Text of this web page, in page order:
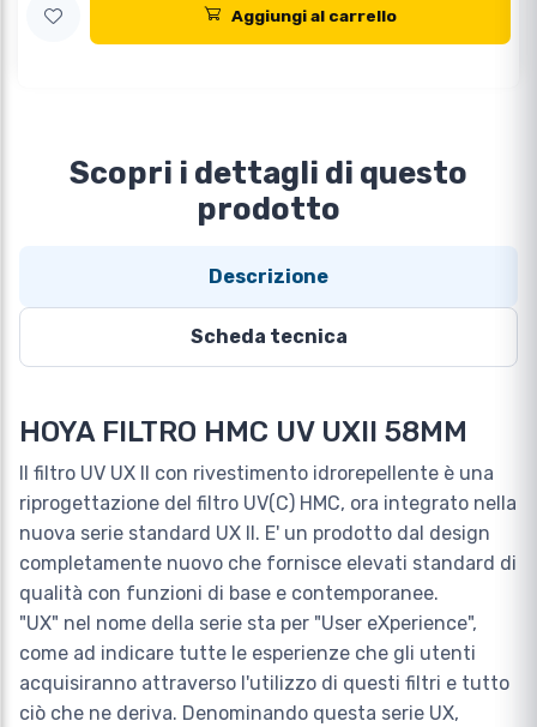
Aggiungi al carrello
Scopri i dettagli di questo
prodotto
Descrizione
Scheda tecnica
HOYA FILTRO HMC UV UXII 58MM
Il filtro UV UX II con rivestimento idrorepellente è una
riprogettazione del filtro UV(C) HMC, ora integrato nella
nuova serie standard UX II. E' un prodotto dal design
completamente nuovo che fornisce elevati standard di
qualità con funzioni di base e contemporanee.
"UX" nel nome della serie sta per "User eXperience",
come ad indicare tutte le esperienze che gli utenti
acquisiranno attraverso l'utilizzo di questi filtri e tutto
ciò che ne deriva. Denominando questa serie UX,